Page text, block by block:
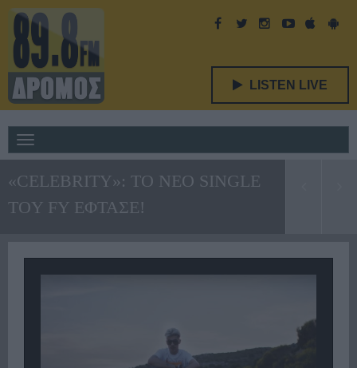
LISTEN LIVE
navigation
«CELEBRITY»: ΤΟ ΝΕΟ SINGLE
TOY FY ΕΦΤΑΣΕ!